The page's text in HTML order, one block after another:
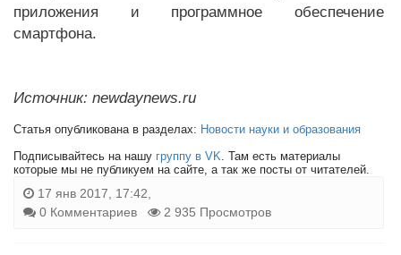
приложения и программное обеспечение
смартфона.
Источник: newdaynews.ru
Статья опубликована в разделах: Новости науки и образования
Подписывайтесь на нашу группу в VK. Там есть материалы
которые мы не публикуем на сайте, а так же посты от читателей.
17 янв 2017, 17:42,
0 Комментариев
2 935 Просмотров